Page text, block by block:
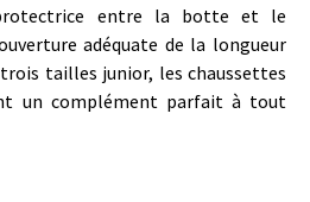
entre la botte et le
adéquate de la longueur
tailles junior, les chaussettes
un complément parfait à tout